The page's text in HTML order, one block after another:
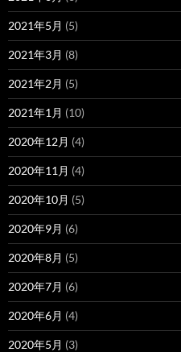
2021年5月 (5)
2021年3月 (8)
2021年2月 (5)
2021年1月 (10)
2020年12月 (4)
2020年11月 (4)
2020年10月 (5)
2020年9月 (6)
2020年8月 (5)
2020年7月 (6)
2020年6月 (4)
2020年5月 (3)